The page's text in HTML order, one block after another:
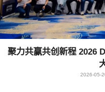
聚力共赢共创新程 2026
2026-05-